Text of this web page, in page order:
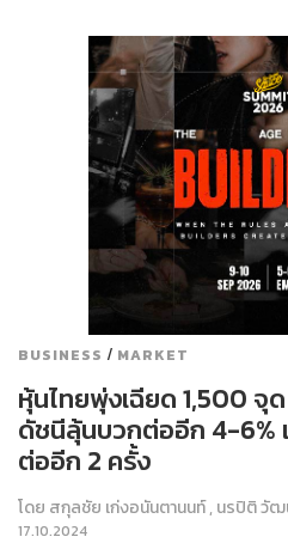
BUSINESS / MARKET
หุ้นไทยพุ่งเฉียด 1,500 จุ
ดัชนีลุ้นบวกต่ออีก 4-6%
ต่ออีก 2 ครั้ง
โดย สกุลชัย เก่งอนันตานนท์, นรปิติ วั
17.10.2024